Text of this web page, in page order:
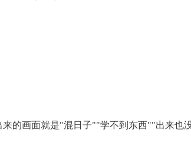
的画面就是"混日子""学不到东西""出来也